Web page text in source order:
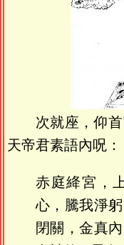
次就座，仰
天帝君素語內呪：
赤庭絳宮，
心，騰我淨
閉關，金真